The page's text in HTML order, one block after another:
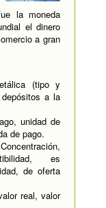
la moneda
el dinero
a gran
(tipo y
a la
unidad de
de pago.
es
de oferta
real, valor